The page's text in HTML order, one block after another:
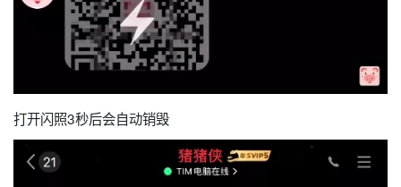
打开闪照3秒后会自动销毁